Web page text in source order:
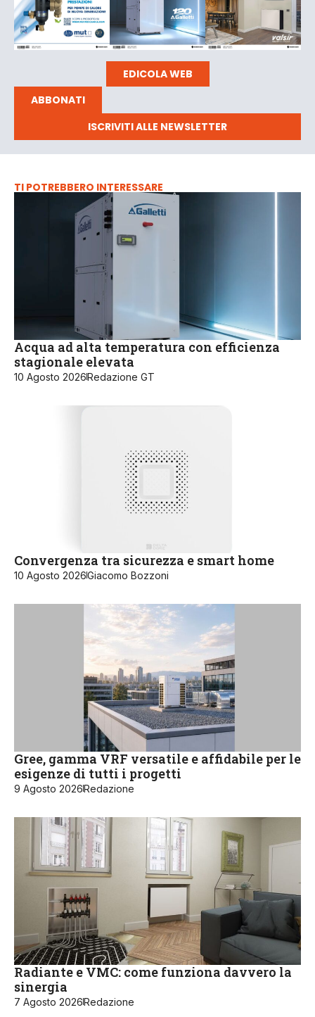
EDICOLA WEB
ABBONATI
ISCRIVITI ALLE NEWSLETTER
TI POTREBBERO INTERESSARE
Acqua ad alta temperatura con efficienza
stagionale elevata
10 Agosto 2026Redazione GT
Convergenza tra sicurezza e smart home
10 Agosto 2026Giacomo Bozzoni
Gree, gamma VRF versatile e affidabile per le
esigenze di tutti i progetti
9 Agosto 2026Redazione
Radiante e VMC: come funziona davvero la
sinergia
7 Agosto 2026Redazione